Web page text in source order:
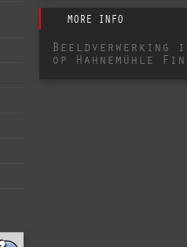
MORE INFO
Beeldverwerking
op Hahnemühle